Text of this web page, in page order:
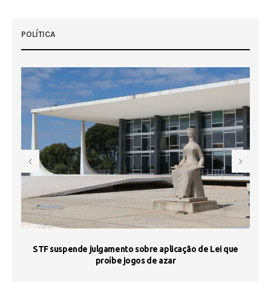
POLÍTICA
STF suspende julgamento sobre aplicação de Lei que
proíbe jogos de azar